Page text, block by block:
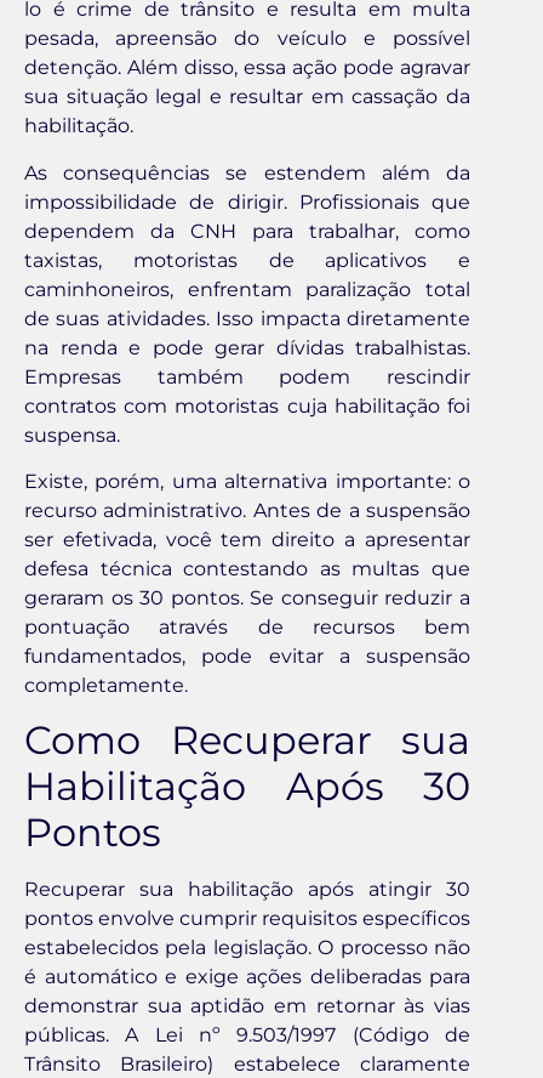
lo é crime de trânsito e resulta em multa
pesada, apreensão do veículo e possível
detenção. Além disso, essa ação pode agravar
sua situação legal e resultar em cassação da
habilitação.
As consequências se estendem além da
impossibilidade de dirigir. Profissionais que
dependem da CNH para trabalhar, como
taxistas, motoristas de aplicativos e
caminhoneiros, enfrentam paralização total
de suas atividades. Isso impacta diretamente
na renda e pode gerar dívidas trabalhistas.
Empresas também podem rescindir
contratos com motoristas cuja habilitação foi
suspensa.
Existe, porém, uma alternativa importante: o
recurso administrativo. Antes de a suspensão
ser efetivada, você tem direito a apresentar
defesa técnica contestando as multas que
geraram os 30 pontos. Se conseguir reduzir a
pontuação através de recursos bem
fundamentados, pode evitar a suspensão
completamente.
Como Recuperar sua
Habilitação Após 30
Pontos
Recuperar sua habilitação após atingir 30
pontos envolve cumprir requisitos específicos
estabelecidos pela legislação. O processo não
é automático e exige ações deliberadas para
demonstrar sua aptidão em retornar às vias
públicas. A Lei nº 9.503/1997 (Código de
Trânsito Brasileiro) estabelece claramente